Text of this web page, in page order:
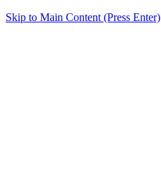
Skip to Main Content (Press Enter)